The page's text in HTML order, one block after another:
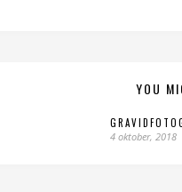
YOU
4 oktober, 2018